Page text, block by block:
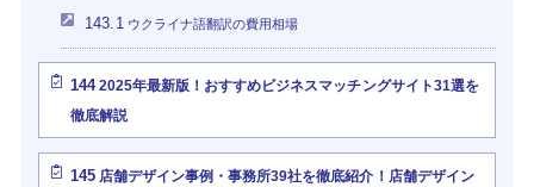
143.1 ウクライナ語翻訳の費用相場
1442025年最新版！おすすめビジネスマッチングサイト31選を
徹底解説
145 店舗デザイン事例・事務所39社を徹底紹介！店舗デザイン